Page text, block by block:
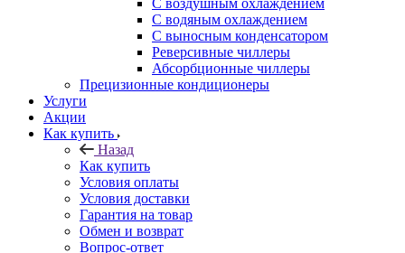
С воздушным охлаждением
С водяным охлаждением
С выносным конденсатором
Реверсивные чиллеры
Абсорбционные чиллеры
Прецизионные кондиционеры
Услуги
Акции
Как купить
Назад
Как купить
Условия оплаты
Условия доставки
Гарантия на товар
Обмен и возврат
Вопрос-ответ